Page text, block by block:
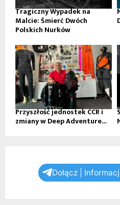
Tragiczny Wypadek na
Malcie: Śmierć Dwóch
Polskich Nurków
Przyszłość jednostek CCR i
zmiany w Deep Adventure...
Dołącz |